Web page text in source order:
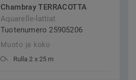
Chambray TERRACOTTA
Aquarelle-lattiat
Tuotenumero 25905206
Muoto ja koko
Rulla 2 x 25 m